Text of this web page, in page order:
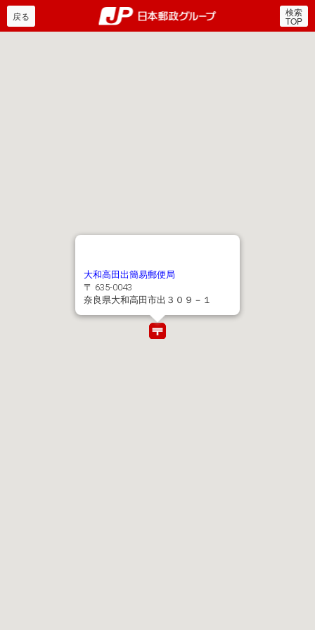
郵便局・日本郵政グルー
戻る 検索
TOP
大和高田出簡易郵便局
〒 635-0043
奈良県大和高田市出３０９－１